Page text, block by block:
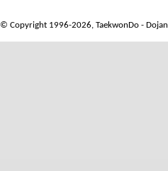
© Copyright 1996-2026, TaekwonDo -